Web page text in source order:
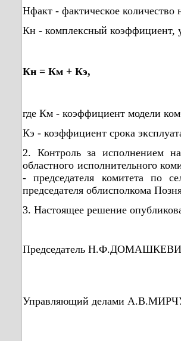
Нфакт - фактическое количество
Кн - комплексный коэффициент,
Кн = Км + Кэ,
где Км - коэффициент модели
Кэ - коэффициент срока
2. Контроль за исполнением
областного исполнительного
- председателя комитета по
председателя облисполкома
3. Настоящее решение
Председатель
Управляющий делами